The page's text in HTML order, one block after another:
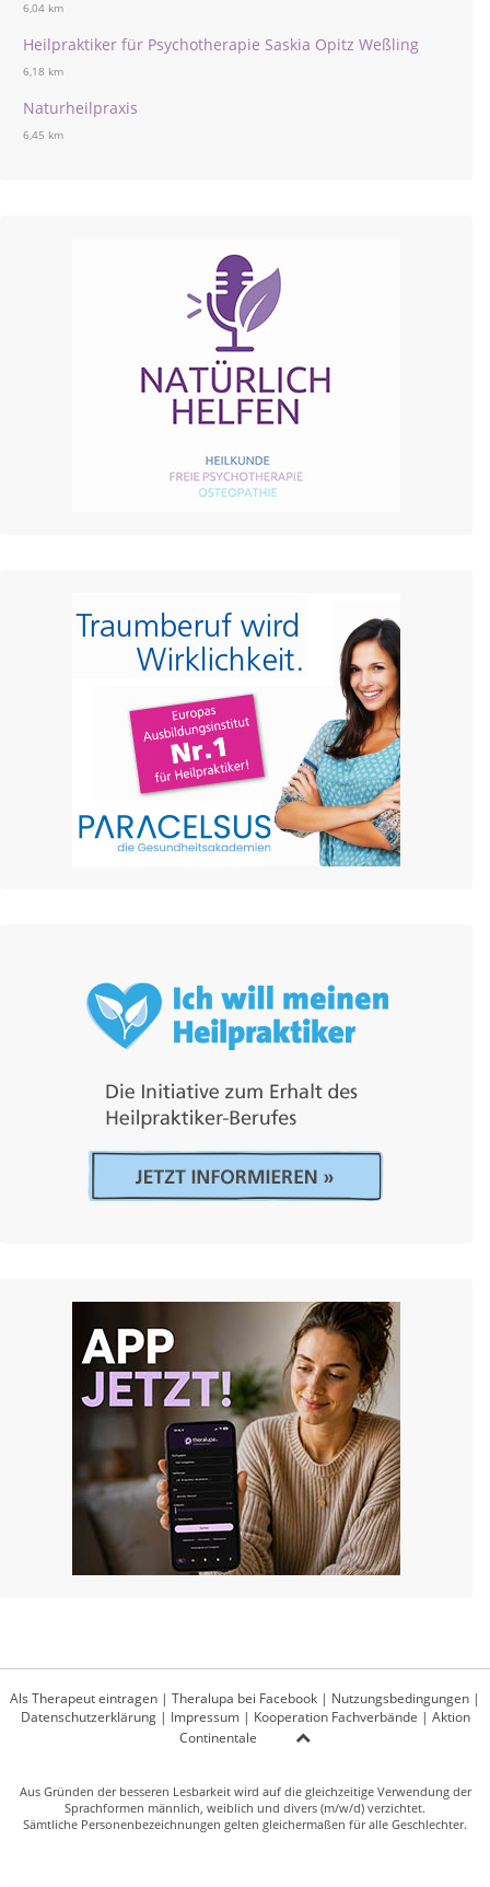
6,04 km
Heilpraktiker für Psychotherapie Saskia Opitz Weßling
6,18 km
Naturheilpraxis
6,45 km
Als Therapeut eintragen | Theralupa bei Facebook | Nutzungsbedingungen |
Datenschutzerklärung| Impressum| Kooperation Fachverbände | Aktion
Continentale
Aus Gründen der besseren Lesbarkeit wird auf die gleichzeitige Verwendung der
Sprachformen männlich, weiblich und divers (m/w/d) verzichtet.
Sämtliche Personenbezeichnungen gelten gleichermaßen für alle Geschlechter.